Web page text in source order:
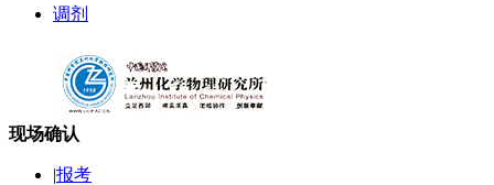
调剂
现场确认
|报考